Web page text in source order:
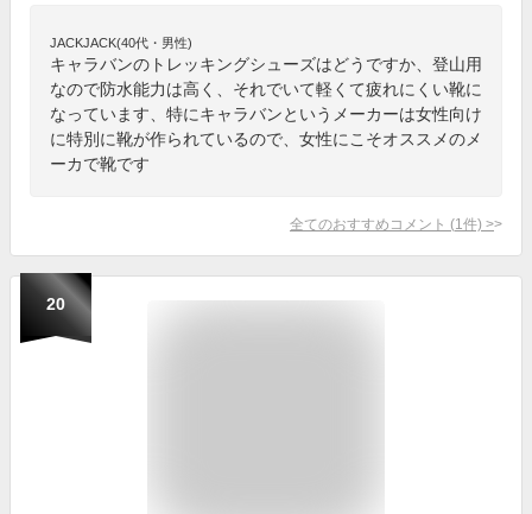
JACKJACK(40代・男性)
キャラバンのトレッキングシューズはどうですか、登山用
なので防水能力は高く、それでいて軽くて疲れにくい靴に
なっています、特にキャラバンというメーカーは女性向け
に特別に靴が作られているので、女性にこそオススメのメ
ーカで靴です
全てのおすすめコメント (1 件) >
20